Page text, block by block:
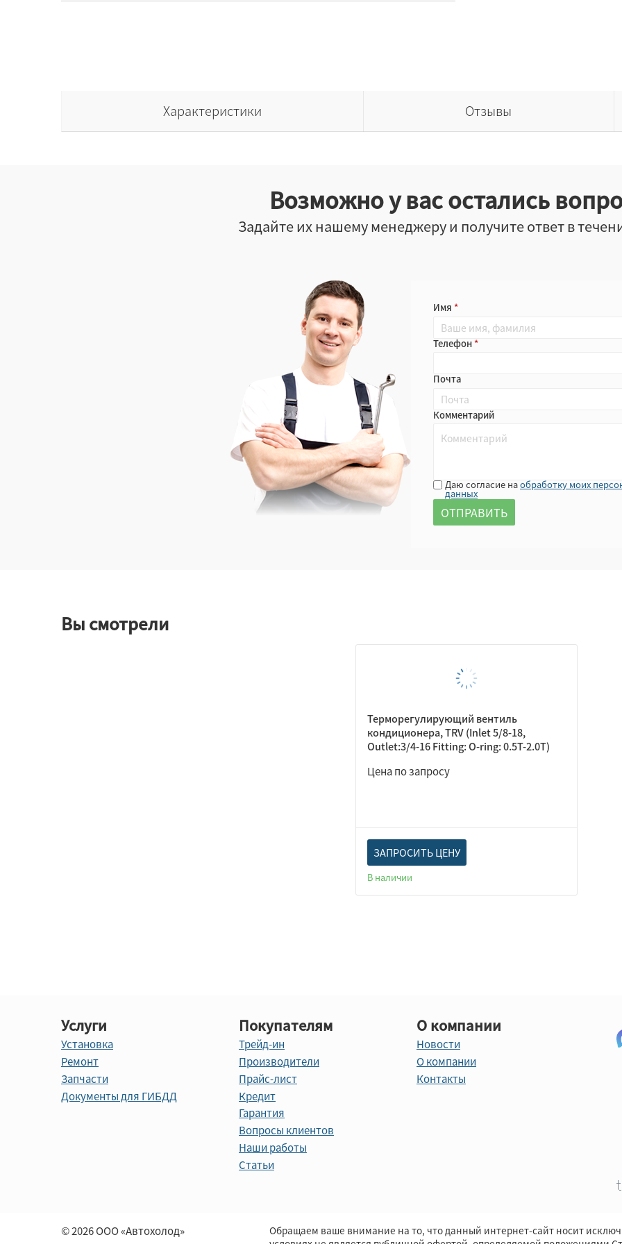
Характеристики Отзывы
Возможно у вас остались
Задайте их нашему менеджеру и получите ответ в
Имя
Телефон
Почта
Комментарий
Даю согласие наобработку моих
данных
Вы смотрели
Терморегулирующий вентиль
кондиционера, TRV (Inlet 5/8-18,
Outlet:3/4-16 Fitting: O-ring: 0.5T-2.0T)
Цена по запросу
ЗАПРОСИТЬ ЦЕНУ
В наличии
Услуги
Установка
Ремонт
Запчасти
Документы для ГИБДД
Покупателям
Трейд-ин
Производители
Прайс-лист
Кредит
Гарантия
Вопросы клиентов
Наши работы
Статьи
О компании
Новости
О компании
Контакты
© 2026 ООО «Автохолод»
Обращаем ваше внимание на то, что данный интернет-сайт носит